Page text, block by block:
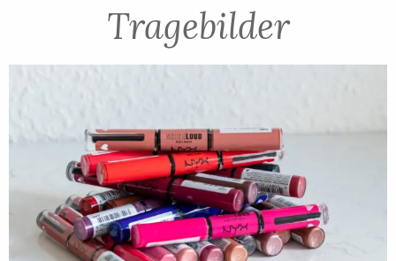
Tragebilder